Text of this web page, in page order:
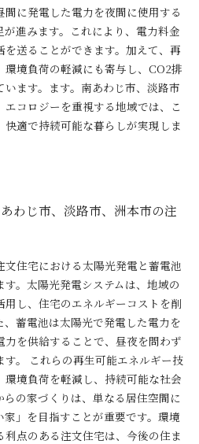
に発電した電力を夜間に使用する
進みます。これにより、電力料金
送ることができます。加えて、再
境負荷の軽減にも寄与し、CO2排
ます。ます。南あわじ市、淡路市
コロジーを重視する地域では、こ
適で持続可能な暮らしが実現しま
わじ市、淡路市、洲本市の注
住宅における太陽光発電と蓄電池
。太陽光発電システムは、地域の
し、住宅のエネルギーコストを削
蓄電池は太陽光で発電した電力を
を供給することで、昼夜を問わず
。 これらの再生可能エネルギー技
境負荷を軽減し、持続可能な社会
の家づくりは、単なる居住空間に
」を目指すことが重要です。環境
点のある注文住宅は、今後の住ま